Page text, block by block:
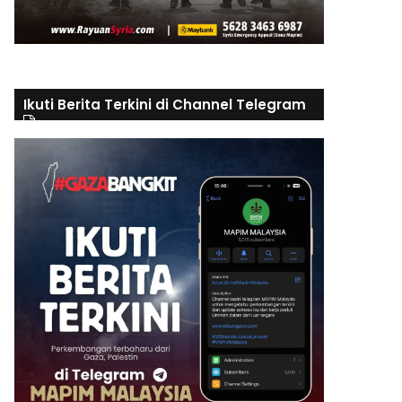
Ikuti Berita Terkini di Channel Telegram